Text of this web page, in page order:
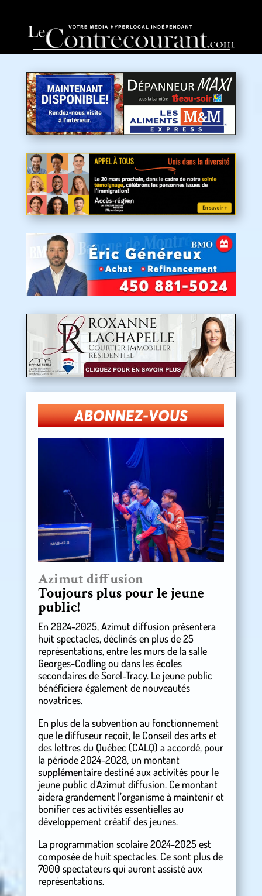
Azimut diffusion
Toujours plus pour le jeune
public!
En 2024-2025, Azimut diffusion présentera
huit spectacles, déclinés en plus de 25
représentations, entre les murs de la salle
Georges-Codling ou dans les écoles
secondaires de Sorel-Tracy. Le jeune public
bénéficiera également de nouveautés
novatrices.
En plus de la subvention au fonctionnement
que le diffuseur reçoit, le Conseil des arts et
des lettres du Québec (CALQ) a accordé, pour
la période 2024-2028, un montant
supplémentaire destiné aux activités pour le
jeune public d’Azimut diffusion. Ce montant
aidera grandement l’organisme à maintenir et
bonifier ces activités essentielles au
développement créatif des jeunes.
La programmation scolaire 2024-2025 est
composée de huit spectacles. Ce sont plus de
7000 spectateurs qui auront assisté aux
représentations.